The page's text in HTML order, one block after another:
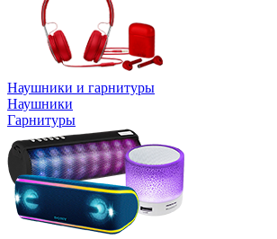
Наушники и гарнитуры
Наушники
Гарнитуры